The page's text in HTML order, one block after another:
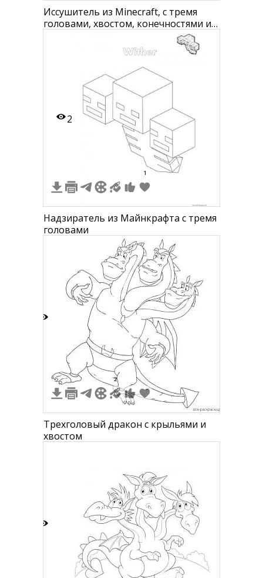
Иссушитель из Minecraft, с тремя
головами, хвостом, конечностями и
2
1
Надзиратель из Майнкрафта с тремя
головами
2
Трехголовый дракон с крыльями и
хвостом